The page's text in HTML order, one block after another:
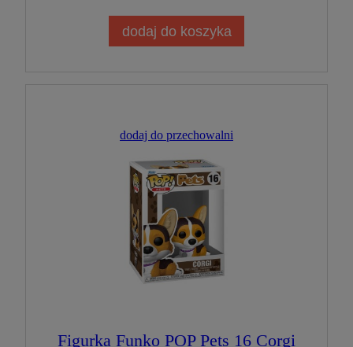
dodaj do koszyka
dodaj do przechowalni
Figurka Funko POP Pets 16 Corgi